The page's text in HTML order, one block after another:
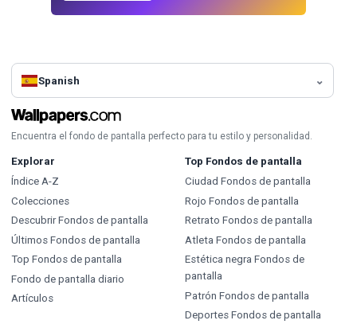
Spanish
Encuentra el fondo de pantalla perfecto para tu estilo y personalidad.
Explorar
Índice A-Z
Colecciones
Descubrir Fondos de pantalla
Últimos Fondos de pantalla
Top Fondos de pantalla
Fondo de pantalla diario
Artículos
Top Fondos de pantalla
Ciudad Fondos de pantalla
Rojo Fondos de pantalla
Retrato Fondos de pantalla
Atleta Fondos de pantalla
Estética negra Fondos de
pantalla
Patrón Fondos de pantalla
Deportes Fondos de pantalla